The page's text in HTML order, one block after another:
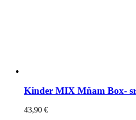
Kinder MIX Mňam Box-
43,90 €